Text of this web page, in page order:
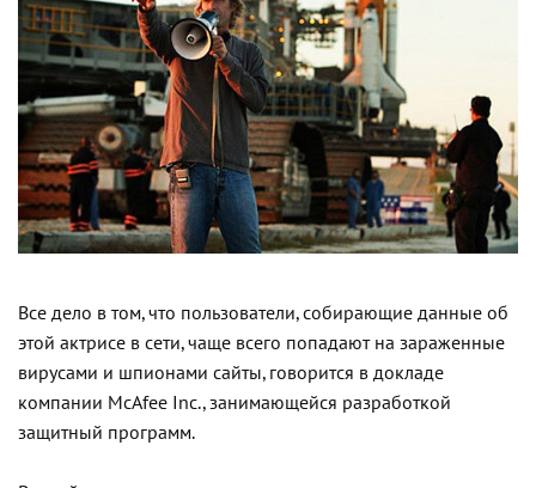
Все дело в том, что пользователи, собирающие данные об
этой актрисе в сети, чаще всего попадают на зараженные
вирусами и шпионами сайты, говорится в докладе
компании McAfee Inc., занимающейся разработкой
защитный программ.